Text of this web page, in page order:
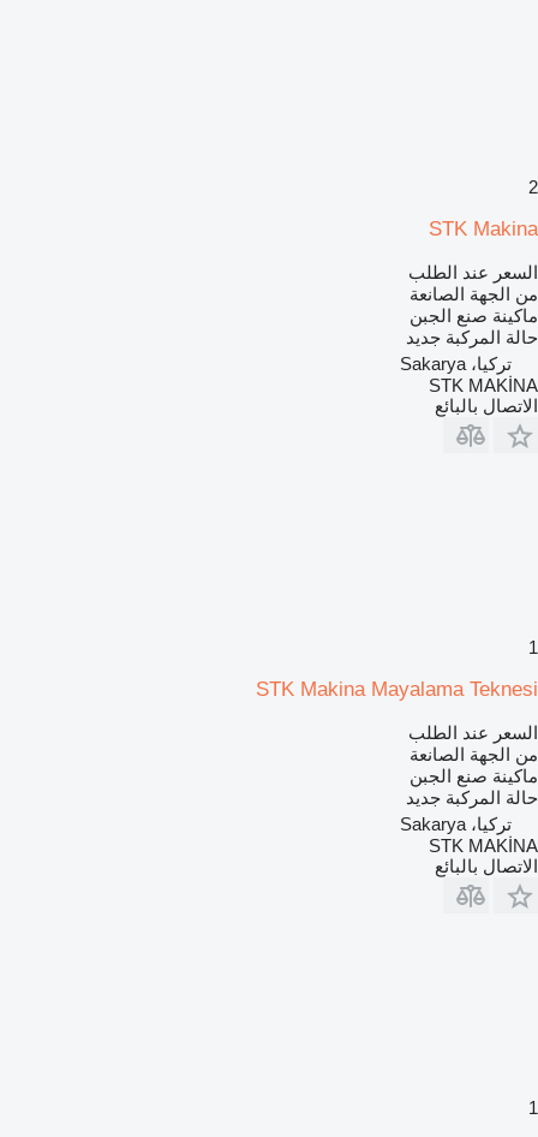
2
STK Makina
السعر عند الطلب
من الجهة الصانعة
ماكينة صنع الجبن
حالة المركبة جديد
تركيا، Sakarya
STK MAKİNA
الاتصال بالبائع
1
STK Makina Mayalama Teknesi
السعر عند الطلب
من الجهة الصانعة
ماكينة صنع الجبن
حالة المركبة جديد
تركيا، Sakarya
STK MAKİNA
الاتصال بالبائع
1